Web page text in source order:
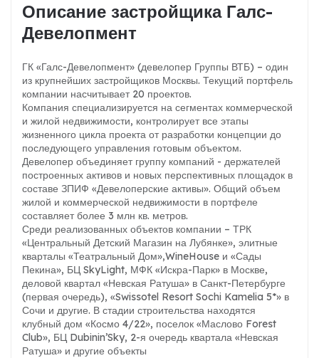
Описание застройщика Галс-
Девелопмент
ГК «Галс-Девелопмент» (девелопер Группы ВТБ) – один
из крупнейших застройщиков Москвы. Текущий портфель
компании насчитывает 20 проектов.
Компания специализируется на сегментах коммерческой
и жилой недвижимости, контролирует все этапы
жизненного цикла проекта от разработки концепции до
последующего управления готовым объектом.
Девелопер объединяет группу компаний - держателей
построенных активов и новых перспективных площадок в
составе ЗПИФ «Девелоперские активы». Общий объем
жилой и коммерческой недвижимости в портфеле
составляет более 3 млн кв. метров.
Среди реализованных объектов компании – ТРК
«Центральный Детский Магазин на Лубянке», элитные
кварталы «Театральный Дом»,WineHouse и «Сады
Пекина», БЦ SkyLight, МФК «Искра-Парк» в Москве,
деловой квартал «Невская Ратуша» в Санкт-Петербурге
(первая очередь), «Swissotel Resort Sochi Kamelia 5*» в
Сочи и другие. В стадии строительства находятся
клубный дом «Космо 4/22», поселок «Маслово Forest
Club», БЦ Dubinin’Sky, 2-я очередь квартала «Невская
Ратуша» и другие объекты